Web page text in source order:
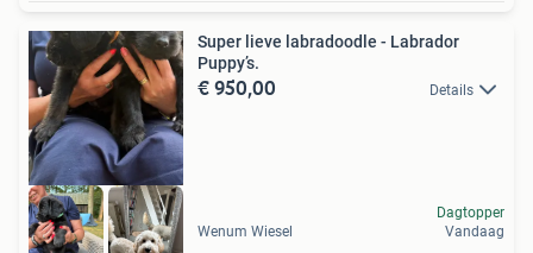
Super lieve labradoodle - Labrador
Puppy’s.
€ 950,00 Details
Wenum Wiesel
Dagtopper
Vandaag